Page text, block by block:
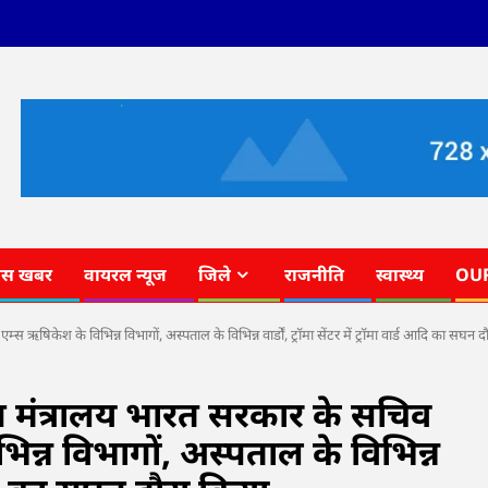
खबर वायरल न्यूज जिले राजनीति स्वास्थ्य
के विभिन्न विभागों, अस्पताल के विभिन्न वार्डों, ट्रॉमा सेंटर में ट्रॉमा वार्ड आदि का सघन
मंत्रालय भारत सरकार के सचिव
विभागों, अस्पताल के विभिन्न